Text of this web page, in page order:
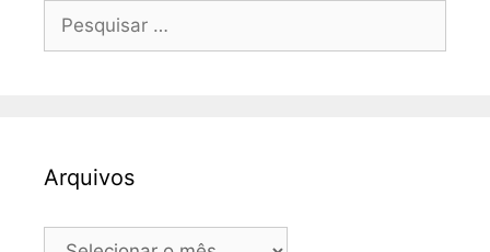
Pesquisar
Arquivos
Arquivos